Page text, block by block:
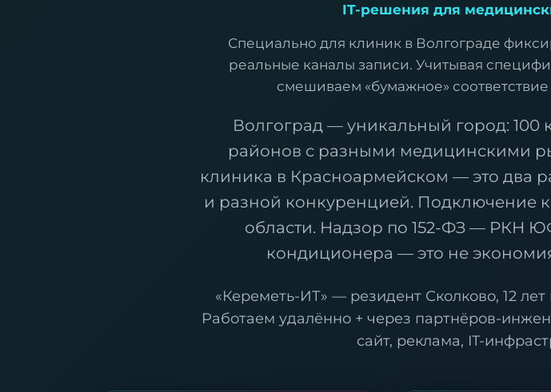
IT-решения для
Специально для клиник в Волгограде
реальные каналы записи. Учитывая
смешиваем «бумажное»
Волгоград — уникальный город: 100
районов с разными медицинскими
клиника в Красноармейском — это два
и разной конкуренцией. Подключение
области. Надзор по 152-ФЗ — РКН
кондиционера — это не
«Кереметь-ИТ» — резидент Сколково, 12
Работаем удалённо + через партнёров-
сайт, реклама, IT-